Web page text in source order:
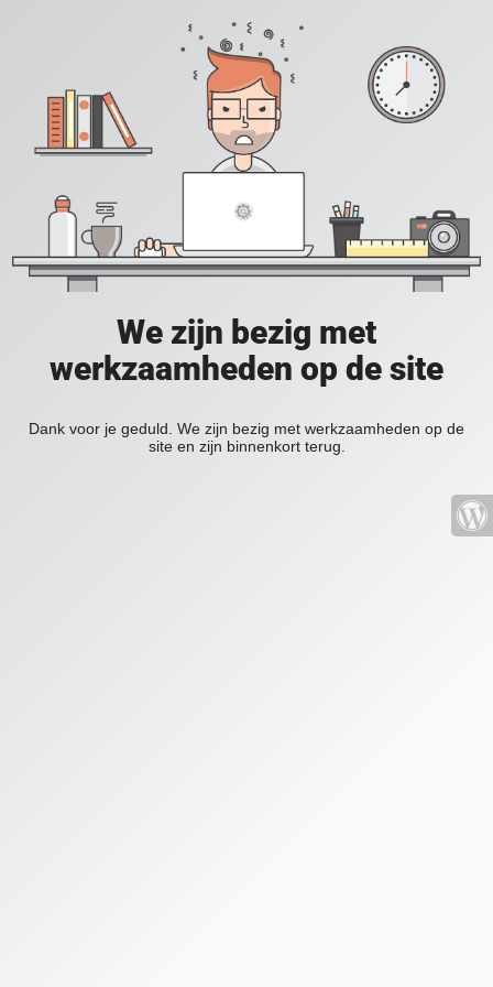
We zijn bezig met
werkzaamheden op de site
Dank voor je geduld. We zijn bezig met werkzaamheden op de
site en zijn binnenkort terug.